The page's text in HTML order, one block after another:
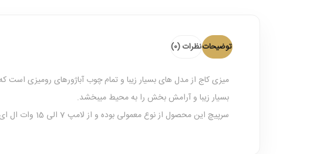
توضیحاتنظرات (0)
میزی کاج از مدل های بسیار زیبا و تمام چوب آباژورهای رومیزی
بسیار زیبا و آرامش بخش را به محیط میبخشد.
سرپیچ این محصول از نوع معمولی بوده و از لامپ 7 الی 15 وات ال ای دی را میتوان داخل آن به کار برد.